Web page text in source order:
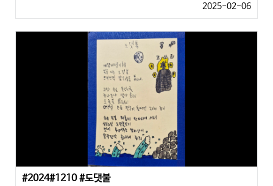
2025-02-06
#2024#1210 #도댓불